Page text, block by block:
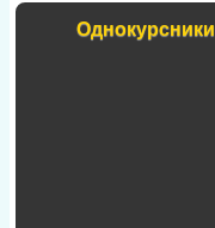
Однокурсники